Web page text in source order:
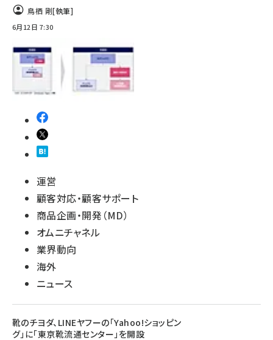
鳥栖 剛[執筆]
6月12日 7:30
運営
顧客対応・顧客サポート
商品企画・開発（MD）
オムニチャネル
業界動向
海外
ニュース
靴のチヨダ、LINEヤフーの「Yahoo!ショッピン
グ」に「東京靴流通センター」を開設